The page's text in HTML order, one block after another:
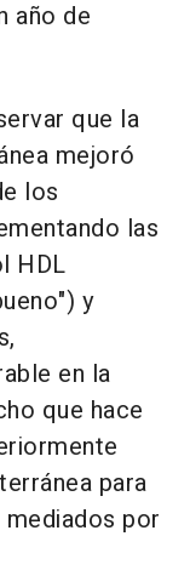
año de
que la
mejoró
los
las
HDL
y
en la
que hace
para
por